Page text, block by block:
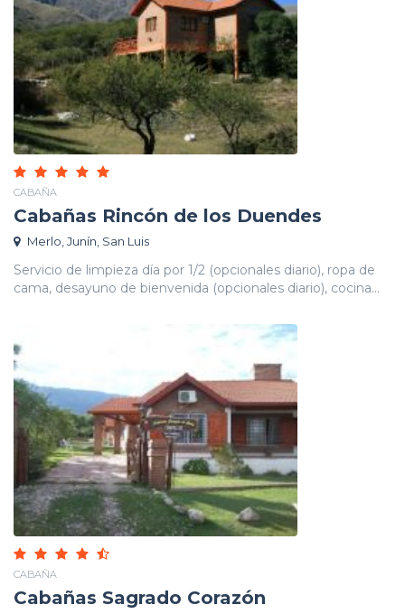
CABAÑA
Cabañas Rincón de los Duendes
Merlo, Junín, San Luis
Servicio de limpieza día por 1/2 (opcionales diario), ropa de
cama, desayuno de bienvenida (opcionales diario), cocina...
CABAÑA
Cabañas Sagrado Corazón